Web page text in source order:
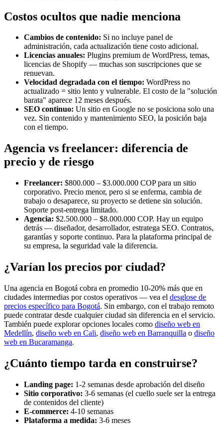
Costos ocultos que nadie menciona
Cambios de contenido: Si no incluye panel de
administración, cada actualización tiene costo adicional.
Licencias anuales: Plugins premium de WordPress, temas,
licencias de Shopify — muchas son suscripciones que se
renuevan.
Velocidad degradada con el tiempo: WordPress no
actualizado = sitio lento y vulnerable. El costo de la "solución
barata" aparece 12 meses después.
SEO continuo: Un sitio en Google no se posiciona solo una
vez. Sin contenido y mantenimiento SEO, la posición baja
con el tiempo.
Agencia vs freelancer: diferencia de
precio y de riesgo
Freelancer: $800.000 – $3.000.000 COP para un sitio
corporativo. Precio menor, pero si se enferma, cambia de
trabajo o desaparece, su proyecto se detiene sin solución.
Soporte post-entrega limitado.
Agencia: $2.500.000 – $8.000.000 COP. Hay un equipo
detrás — diseñador, desarrollador, estratega SEO. Contratos,
garantías y soporte continuo. Para la plataforma principal de
su empresa, la seguridad vale la diferencia.
¿Varían los precios por ciudad?
Una agencia en Bogotá cobra en promedio 10-20% más que en
ciudades intermedias por costos operativos — vea el desglose de
precios específico para Bogotá. Sin embargo, con el trabajo remoto
puede contratar desde cualquier ciudad sin diferencia en el servicio.
También puede explorar opciones locales como diseño web en
Medellín, diseño web en Cali, diseño web en Barranquilla o diseño
web en Bucaramanga.
¿Cuánto tiempo tarda en construirse?
Landing page: 1-2 semanas desde aprobación del diseño
Sitio corporativo: 3-6 semanas (el cuello suele ser la entrega
de contenidos del cliente)
E-commerce: 4-10 semanas
Plataforma a medida: 3-6 meses